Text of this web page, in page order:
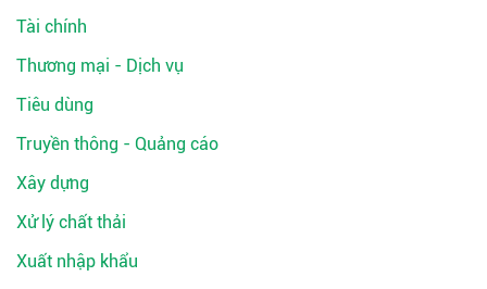
Tài chính
Thương mại - Dịch vụ
Tiêu dùng
Truyền thông - Quảng cáo
Xây dựng
Xử lý chất thải
Xuất nhập khẩu